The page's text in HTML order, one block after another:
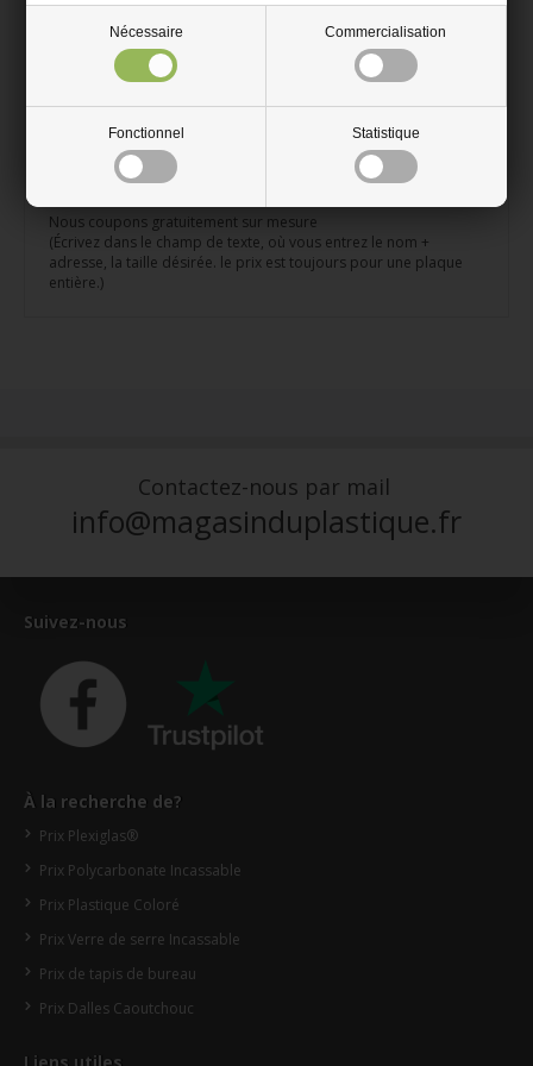
Nécessaire Commercialisation
Fonctionnel Statistique
Peut être coupé avec des ciseaux ou couteau.
Dimension de la plaque. 2050 x 1250 x 1 mm - vendu en plaques
Nous coupons gratuitement sur mesure
(Écrivez dans le champ de texte, où vous entrez le nom +
adresse, la taille désirée. le prix est toujours pour une plaque
entière.)
Contactez-nous par mail
info@magasinduplastique.fr
Suivez-nous
À la recherche de?
Prix Plexiglas®
Prix Polycarbonate Incassable
Prix Plastique Coloré
Prix Verre de serre Incassable
Prix de tapis de bureau
Prix Dalles Caoutchouc